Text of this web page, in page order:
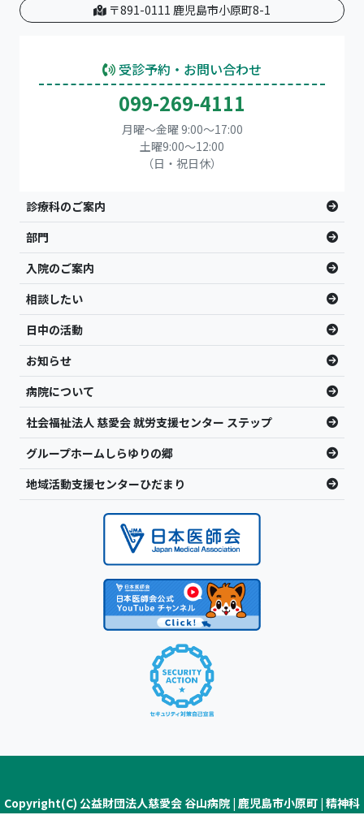
〒891-0111 鹿児島市小原町8-1
受診予約・お問い合わせ
099-269-4111
月曜～金曜 9:00～17:00
土曜9:00〜12:00
（日・祝日休）
診療科のご案内
部門
入院のご案内
相談したい
日中の活動
お知らせ
病院について
社会福祉法人 慈愛会 就労支援センター ステップ
グループホームしらゆりの郷
地域活動支援センターひだまり
Copyright(C) 公益財団法人慈愛会 谷山病院 | 鹿児島市小原町 | 精神科